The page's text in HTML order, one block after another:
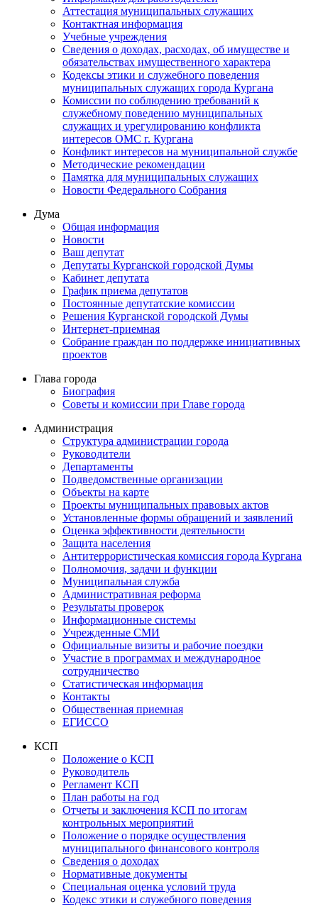
Аттестация муниципальных служащих
Контактная информация
Учебные учреждения
Сведения о доходах, расходах, об имуществе и
обязательствах имущественного характера
Кодексы этики и служебного поведения
муниципальных служащих города Кургана
Комиссии по соблюдению требований к
служебному поведению муниципальных
служащих и урегулированию конфликта
интересов ОМС г. Кургана
Конфликт интересов на муниципальной службе
Методические рекомендации
Памятка для муниципальных служащих
Новости Федерального Cобрания
Дума
Общая информация
Новости
Ваш депутат
Депутаты Курганской городской Думы
Кабинет депутата
График приема депутатов
Постоянные депутатские комиссии
Решения Курганской городской Думы
Интернет-приемная
Собрание граждан по поддержке инициативных
проектов
Глава города
Биография
Советы и комиссии при Главе города
Администрация
Структура администрации города
Руководители
Департаменты
Подведомственные организации
Объекты на карте
Проекты муниципальных правовых актов
Установленные формы обращений и заявлений
Оценка эффективности деятельности
Защита населения
Антитеррористическая комиссия города Кургана
Полномочия, задачи и функции
Муниципальная служба
Административная реформа
Результаты проверок
Информационные системы
Учрежденные СМИ
Официальные визиты и рабочие поездки
Участие в программах и международное
сотрудничество
Статистическая информация
Контакты
Общественная приемная
ЕГИССО
КСП
Положение о КСП
Руководитель
Регламент КСП
План работы на год
Отчеты и заключения КСП по итогам
контрольных мероприятий
Положение о порядке осуществления
муниципального финансового контроля
Сведения о доходах
Нормативные документы
Специальная оценка условий труда
Кодекс этики и служебного поведения